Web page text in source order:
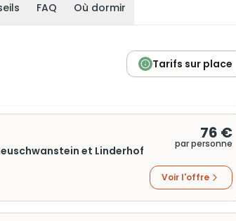
FAQ Où dormir
Tarifs sur place
et Linderhof
76 €
par personne
Voir l'offre